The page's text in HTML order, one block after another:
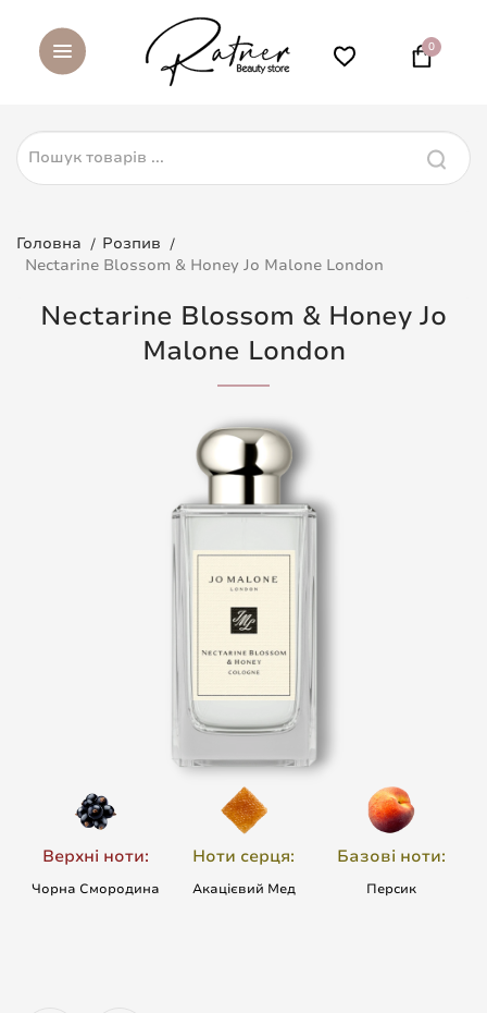
0
Головна
Розпив
Nectarine Blossom & Honey Jo Malone London
Nectarine Blossom & Honey Jo
Malone London
Верхні ноти:
Чорна Смородина
Ноти серця:
Акацієвий Мед
Базові ноти:
Персик